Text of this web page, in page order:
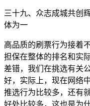
三十九、众志成城共创
体为一
高品质的刷票行为接着
担保在整体的排名和实
差错，我们在挑选有关
好，实际上，现在网络
推选行为比较多，还有
好处比较多，这也是为